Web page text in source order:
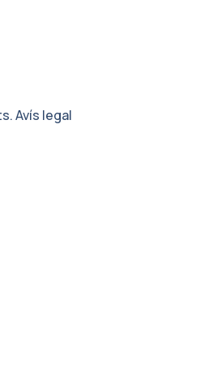
Avís legal